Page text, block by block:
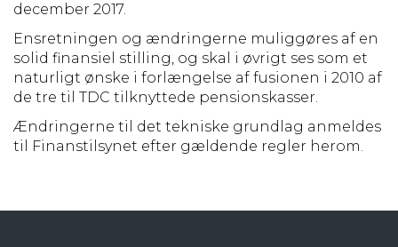
december 2017.
Ensretningen og ændringerne muliggøres af en
solid finansiel stilling, og skal i øvrigt ses som et
naturligt ønske i forlængelse af fusionen i 2010 af
de tre til TDC tilknyttede pensionskasser.
Ændringerne til det tekniske grundlag anmeldes
til Finanstilsynet efter gældende regler herom.